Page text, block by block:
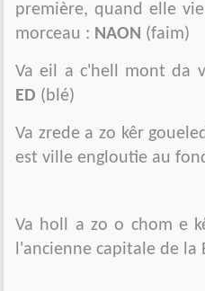
première, quand elle
morceau : NAON (faim)
Va eil a c'hell mont da
ED (blé)
Va zrede a zo kêr
est ville engloutie au
Va holl a zo o chom e
l'ancienne capitale de la